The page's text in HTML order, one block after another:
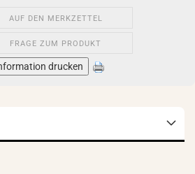
AUF DEN MERKZETTEL
FRAGE ZUM PRODUKT
drucken